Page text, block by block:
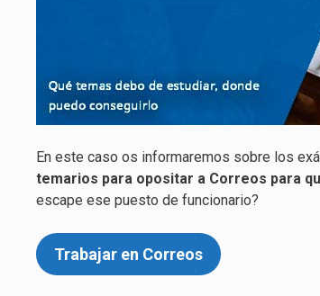
En este caso os informaremos sobre los
temarios para opositar a Correos para
escape ese puesto de funcionario?
Trabajar en Correos